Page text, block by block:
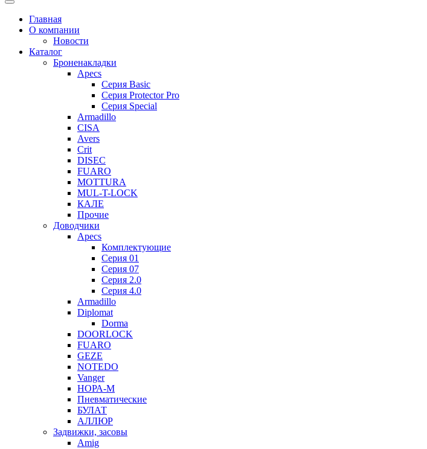
Главная
О компании
Новости
Каталог
Броненакладки
Apecs
Серия Basic
Серия Protector Pro
Серия Special
Armadillo
CISA
Avers
Crit
DISEC
FUARO
MOTTURA
MUL-T-LOCK
КАЛЕ
Прочие
Доводчики
Apecs
Комплектующие
Серия 01
Серия 07
Серия 2.0
Серия 4.0
Armadillo
Diplomat
Dorma
DOORLOCK
FUARO
GEZE
NOTEDO
Vanger
НОРА-М
Пневматические
БУЛАТ
АЛЛЮР
Задвижки, засовы
Amig